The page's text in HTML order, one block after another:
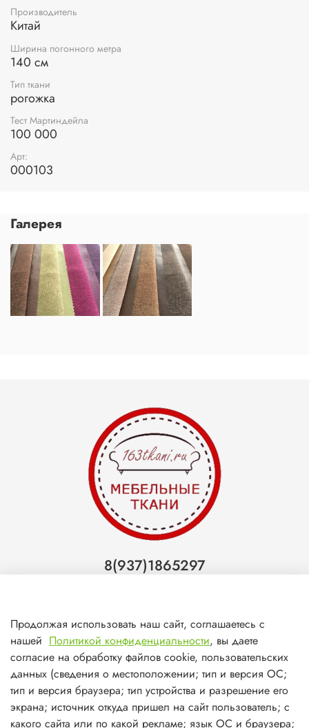
Производитель
Китай
Ширина погонного метра
140 см
Тип ткани
рогожка
Тест Мартиндейла
100 000
Арт:
000103
Галерея
8(937)1865297
Самара (ТЦ МегаМебель)
8(927)7360008
Самара (ст.м. Победа)
Продолжая использовать наш сайт, соглашаетесь с
нашей Политикой конфиденциальности, вы даете
согласие на обработку файлов cookie, пользовательских
данных (сведения о местоположении; тип и версия ОС;
тип и версия браузера; тип устройства и разрешение его
экрана; источник откуда пришел на сайт пользователь; с
какого сайта или по какой рекламе; язык ОС и браузера;